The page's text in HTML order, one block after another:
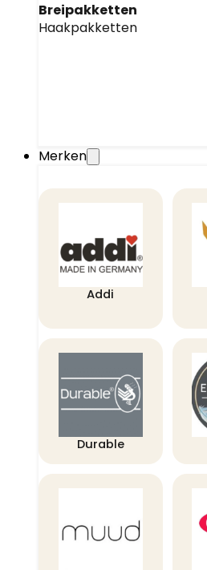
Breipakketten
Haakpakketten
Merken
Addi
Durable